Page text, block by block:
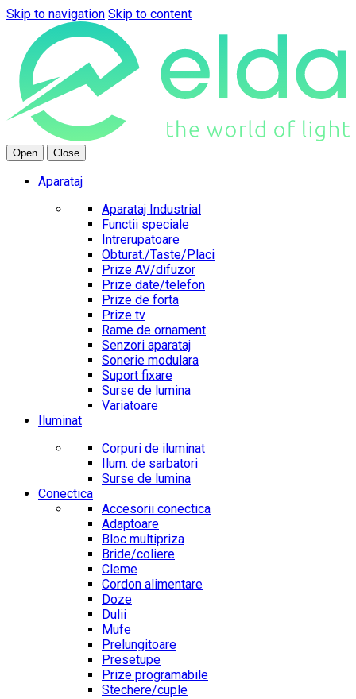
Skip to navigation Skip to content
Open Close
Aparataj
Aparataj Industrial
Functii speciale
Intrerupatoare
Obturat./Taste/Placi
Prize AV/difuzor
Prize date/telefon
Prize de forta
Prize tv
Rame de ornament
Senzori aparataj
Sonerie modulara
Suport fixare
Surse de lumina
Variatoare
Iluminat
Corpuri de iluminat
Ilum. de sarbatori
Surse de lumina
Conectica
Accesorii conectica
Adaptoare
Bloc multipriza
Bride/coliere
Cleme
Cordon alimentare
Doze
Dulii
Mufe
Prelungitoare
Presetupe
Prize programabile
Stechere/cuple